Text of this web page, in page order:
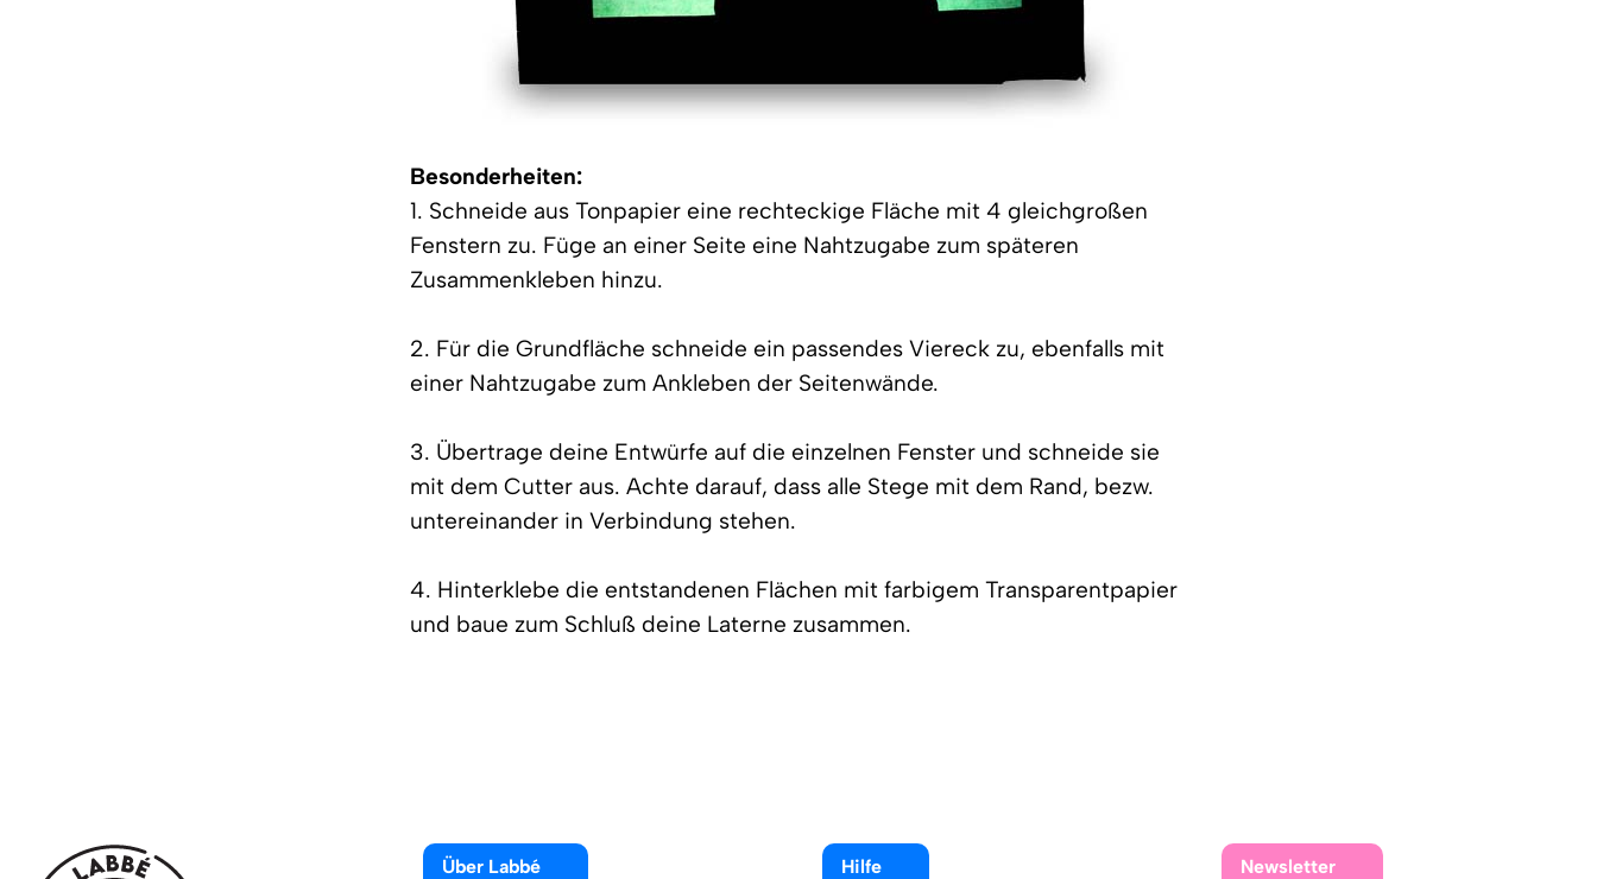
Besonderheiten:
1. Schneide aus Tonpapier eine rechteckige Fläche mit 4 gleichgroßen
Fenstern zu. Füge an einer Seite eine Nahtzugabe zum späteren
Zusammenkleben hinzu.
2. Für die Grundfläche schneide ein passendes Viereck zu, ebenfalls mit
einer Nahtzugabe zum Ankleben der Seitenwände.
3. Übertrage deine Entwürfe auf die einzelnen Fenster und schneide sie
mit dem Cutter aus. Achte darauf, dass alle Stege mit dem Rand, bezw.
untereinander in Verbindung stehen.
4. Hinterklebe die entstandenen Flächen mit farbigem Transparentpapier
und baue zum Schluß deine Laterne zusammen.
Über Labbé Hilfe Newsletter